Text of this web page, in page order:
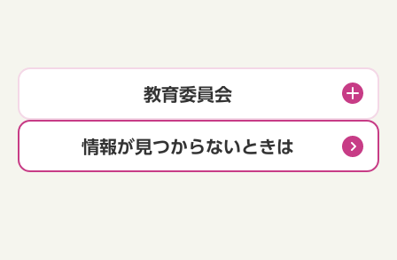
教育委員会
情報が見つからないときは